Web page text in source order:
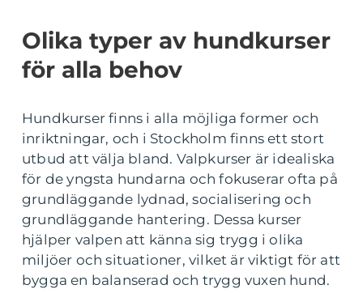
Olika typer av hundkurser
för alla behov
Hundkurser finns i alla möjliga former och
inriktningar, och i Stockholm finns ett stort
utbud att välja bland. Valpkurser är idealiska
för de yngsta hundarna och fokuserar ofta på
grundläggande lydnad, socialisering och
grundläggande hantering. Dessa kurser
hjälper valpen att känna sig trygg i olika
miljöer och situationer, vilket är viktigt för att
bygga en balanserad och trygg vuxen hund.